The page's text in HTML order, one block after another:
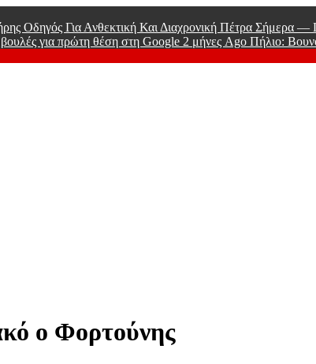
Οδηγός Για Ανθεκτική Και Διαχρονική Πέτρα Σήμερα —
για πρώτη θέση στη Google 2 μήνες Ago Πήλιο:
ο Φορτούνης